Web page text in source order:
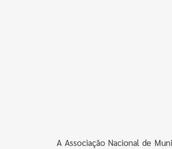
A Associação Nacional de